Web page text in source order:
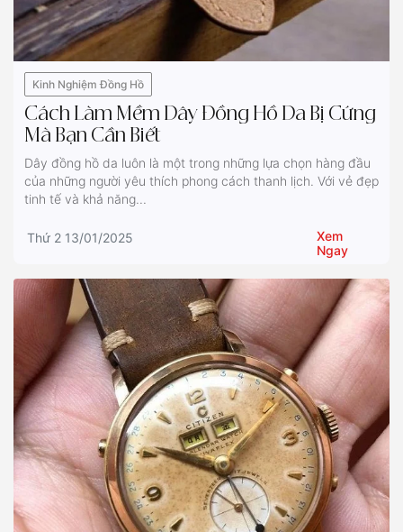
Kinh Nghiệm Đồng Hồ
Cách Làm Mềm Dây Đồng Hồ Da Bị Cứng
Mà Bạn Cần Biết
Dây đồng hồ da luôn là một trong những lựa chọn hàng đầu
của những người yêu thích phong cách thanh lịch. Với vẻ đẹp
tinh tế và khả năng...
Thứ 2 13/01/2025
Xem
Ngay